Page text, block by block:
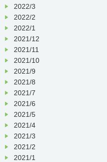
2022/3
2022/2
2022/1
2021/12
2021/11
2021/10
2021/9
2021/8
2021/7
2021/6
2021/5
2021/4
2021/3
2021/2
2021/1